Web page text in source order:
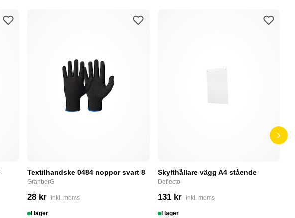
Textilhandske 0484 noppor svart 8
GranberG
28 kr inkl. moms
I lager
Skylthållare vägg A4 stående
Deflecto
131 kr inkl. moms
I lager